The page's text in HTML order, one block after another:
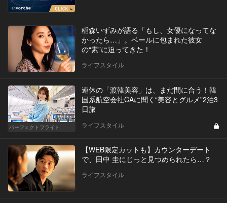
稲森いずみが語る「もし、女優になってな
かったら…」。ベールに包まれた彼女
の“素”に迫ってきた！
ライフスタイル
Vol.11
パーフェクトフライト
連休の「渡韓美容」は、まだ間に合う！韓
国系航空会社CAに聞く“美容とグルメ”2泊3
日旅
ライフスタイル
【WEB限定カットも】カウンターデート
で、田中 圭にじっと見つめられたら…？
ライフスタイル